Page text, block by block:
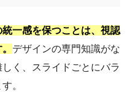
一感を保つことは、視認
デザインの専門知識がな
く、スライドごとにバラ
。